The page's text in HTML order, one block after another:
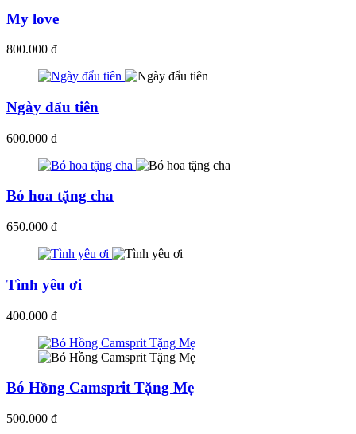
My love
800.000 đ
Ngày đẩu tiên
600.000 đ
Bó hoa tặng cha
650.000 đ
Tình yêu ơi
400.000 đ
Bó Hồng Camsprit Tặng Mẹ
500.000 đ